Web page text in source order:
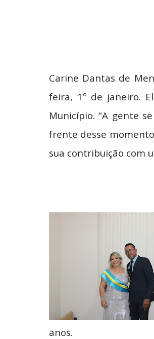
Carine Dantas de
feira, 1º de janeiro.
Município. “A gente
frente desse
sua contribuição com
anos.